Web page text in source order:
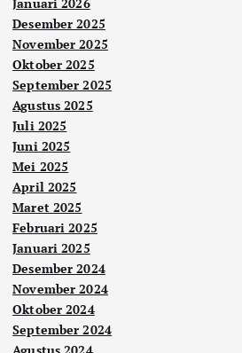
Januari 2026
Desember 2025
November 2025
Oktober 2025
September 2025
Agustus 2025
Juli 2025
Juni 2025
Mei 2025
April 2025
Maret 2025
Februari 2025
Januari 2025
Desember 2024
November 2024
Oktober 2024
September 2024